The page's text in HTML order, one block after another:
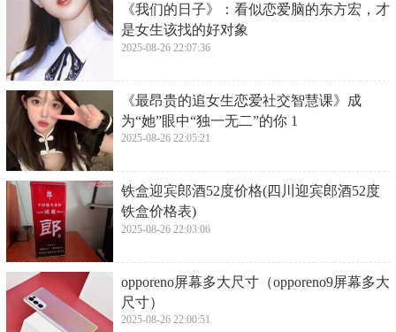
​《我们的日子》：看似恋爱脑的东方宏，才
是女生该找的好对象
2025-08-26 22:07:36
​《最昂贵的追女生恋爱社交智慧课》成
为“她”眼中“独一无二”的你 1
2025-08-26 22:05:21
​铁盒迎宾郎酒52度价格(四川迎宾郎酒52度
铁盒价格表)
2025-08-26 22:03:06
​opporeno屏幕多大尺寸（opporeno9屏幕多大
尺寸）
2025-08-26 22:00:51